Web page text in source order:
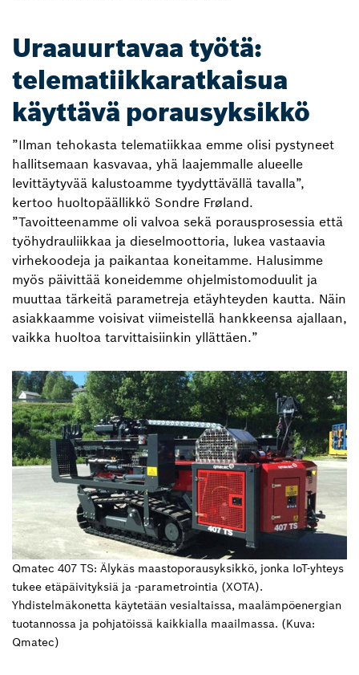
Uraauurtavaa työtä:
telematiikkaratkaisua
käyttävä porausyksikkö
”Ilman tehokasta telematiikkaa emme olisi pystyneet
hallitsemaan kasvavaa, yhä laajemmalle alueelle
levittäytyvää kalustoamme tyydyttävällä tavalla”,
kertoo huoltopäällikkö Sondre Frøland.
”Tavoitteenamme oli valvoa sekä porausprosessia että
työhydrauliikkaa ja dieselmoottoria, lukea vastaavia
virhekoodeja ja paikantaa koneitamme. Halusimme
myös päivittää koneidemme ohjelmistomoduulit ja
muuttaa tärkeitä parametreja etäyhteyden kautta. Näin
asiakkaamme voisivat viimeistellä hankkeensa ajallaan,
vaikka huoltoa tarvittaisiinkin yllättäen.”
Qmatec 407 TS: Älykäs maastoporausyksikkö, jonka IoT-yhteys
tukee etäpäivityksiä ja -parametrointia (XOTA).
Yhdistelmäkonetta käytetään vesialtaissa, maalämpöenergian
tuotannossa ja pohjatöissä kaikkialla maailmassa. (Kuva:
Qmatec)